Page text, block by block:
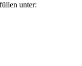
unter: